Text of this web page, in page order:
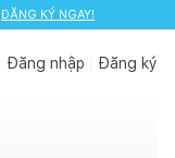
ĐĂNG KÝ NGAY!
Đăng nhập Đăng ký